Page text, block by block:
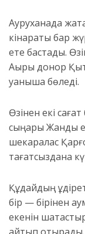
Ауруханада
кінараты бар
ете бастады.
Ақыры донор
қуанышқа бөледі.
Өзінен екі сағат
сыңары Жанды
шекаралас
тағатсыздана
Құдайдың
бір — бірінен
екенін